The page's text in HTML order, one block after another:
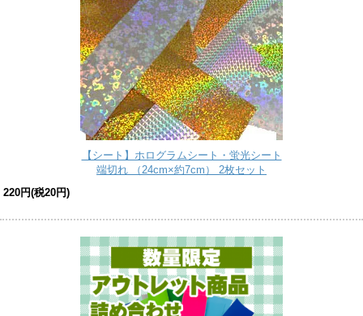
【シート】ホログラムシート・蛍光シート
端切れ （24cm×約7cm） 2枚セット
220円(税20円)